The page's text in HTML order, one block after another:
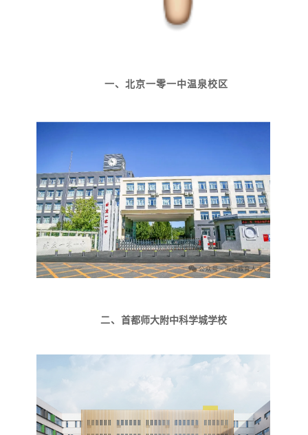
一、北京一零一中温泉校区
二、 首都师大附中科学城学校